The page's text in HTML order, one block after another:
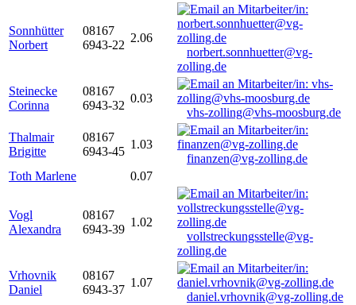
Sonnhütter
Norbert
08167
6943-22
2.06
norbert.sonnhuetter@vg-
zolling.de
Steinecke
Corinna
08167
6943-32
0.03
vhs-zolling@vhs-moosburg.de
Thalmair
Brigitte
08167
6943-45
1.03
finanzen@vg-zolling.de
Toth Marlene
0.07
Vogl
Alexandra
08167
6943-39
1.02
vollstreckungsstelle@vg-
zolling.de
Vrhovnik
Daniel
08167
6943-37
1.07
daniel.vrhovnik@vg-zolling.de